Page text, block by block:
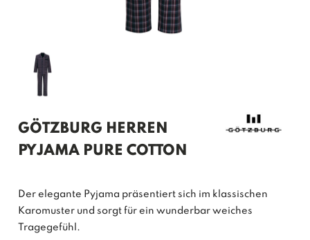
GÖTZBURG HERREN
PYJAMA PURE COTTON
Der elegante Pyjama präsentiert sich im klassischen
Karomuster und sorgt für ein wunderbar weiches
Tragegefühl.